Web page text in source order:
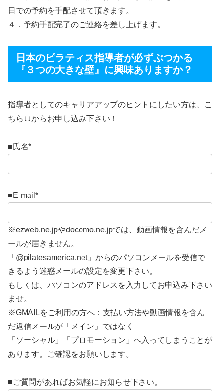
日での予約を手配させて頂きます。
４．予約手配完了のご連絡を差し上げます。
日本のピラティス指導者が必ずぶつかる
『３つの大きな壁』に興味ありますか？
指導者としてのキャリアアップのヒントにしたい方は、こ
ちら↓↓からお申し込み下さい！
■氏名*
■E-mail *
※ezweb.ne.jpやdocomo.ne.jpでは、動画情報を含んだメ
ールが届きません。
「@pilatesamerica.net」からのパソコンメールを受信で
きるよう迷惑メールの設定を変更下さい。
もしくは、パソコンのアドレスを入力してお申込み下さい
ませ。
※GMAILをご利用の方へ：支払い方法や動画情報を含ん
だ返信メールが「メイン」ではなく
「ソーシャル」「プロモーション」へ入ってしまうことが
あります。ご確認をお願いします。
■ご質問があればお気軽にお知らせ下さい。